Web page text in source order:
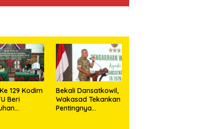
129 Kodim
Beri
Bekali Dansatkowil,
Wakasad Tekankan
Pentingnya